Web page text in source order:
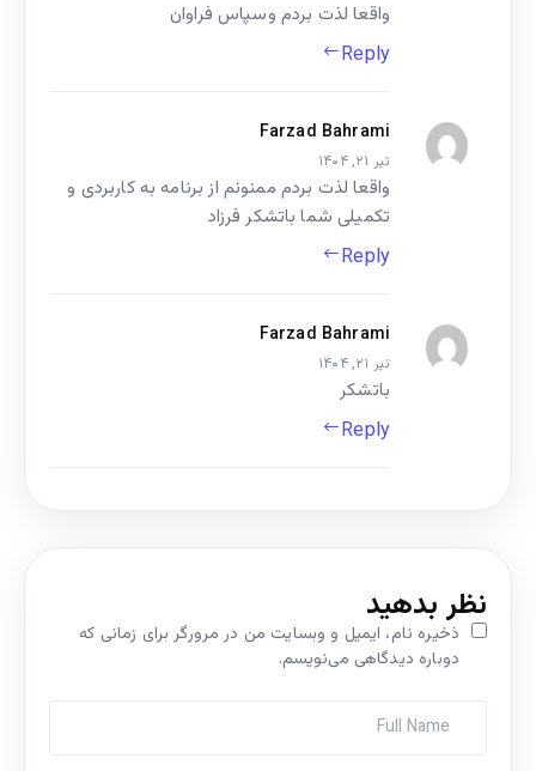
واقعا لذت بردم وسپاس فراوان
Reply
Farzad Bahrami
تیر ۲۱, ۱۴۰۴
واقعا لذت بردم ممنونم از برنامه به کاربردی و
تکمیلی شما باتشکر فرزاد
Reply
Farzad Bahrami
تیر ۲۱, ۱۴۰۴
باتشکر
Reply
نظر بدهید
ذخیره نام، ایمیل و وبسایت من در مرورگر برای زمانی که
دوباره دیدگاهی می‌نویسم.